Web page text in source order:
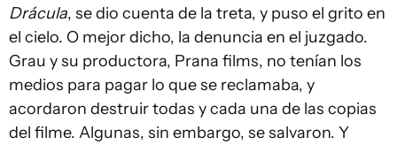
Drácula, se dio cuenta de la treta, y puso el grito en
el cielo. O mejor dicho, la denuncia en el juzgado.
Grau y su productora, Prana films, no tenían los
medios para pagar lo que se reclamaba, y
acordaron destruir todas y cada una de las copias
del filme. Algunas, sin embargo, se salvaron. Y